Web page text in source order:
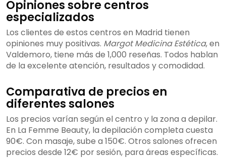
Opiniones sobre centros
especializados
Los clientes de estos centros en Madrid tienen
opiniones muy positivas. Margot Medicina Estética, en
Valdemoro, tiene más de 1,000 reseñas. Todos hablan
de la excelente atención, resultados y comodidad.
Comparativa de precios en
diferentes salones
Los precios varían según el centro y la zona a depilar.
En La Femme Beauty, la depilación completa cuesta
90€. Con masaje, sube a 150€. Otros salones ofrecen
precios desde 12€ por sesión, para áreas específicas.